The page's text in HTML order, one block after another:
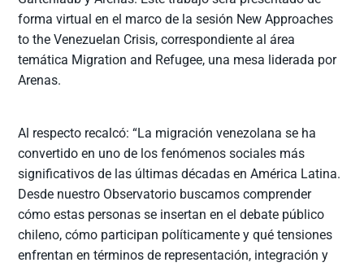
forma virtual en el marco de la sesión New Approaches
to the Venezuelan Crisis, correspondiente al área
temática Migration and Refugee, una mesa liderada por
Arenas.
Al respecto recalcó: “La migración venezolana se ha
convertido en uno de los fenómenos sociales más
significativos de las últimas décadas en América Latina.
Desde nuestro Observatorio buscamos comprender
cómo estas personas se insertan en el debate público
chileno, cómo participan políticamente y qué tensiones
enfrentan en términos de representación, integración y